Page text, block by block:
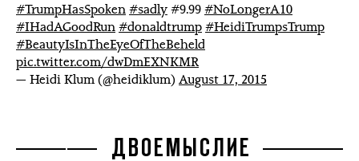
#TrumpHasSpoken#sadly#9.99#NoLongerA10
#IHadAGoodRun#donaldtrump#HeidiTrumpsTrump
#BeautyIsInTheEyeOfTheBeheld
pic.twitter.com/dwDmEXNKMR
— Heidi Klum (@heidiklum) August 17, 2015
ДВОЕМЫСЛИЕ